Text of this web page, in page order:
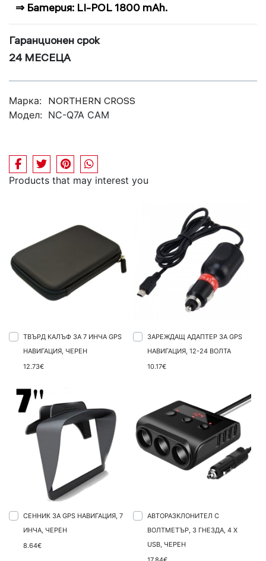
⇒ Батерия: LI-POL 1800 mAh.
Гаранционен срок
24 МЕСЕЦА
Марка: NORTHERN CROSS
Модел: NC-Q7A CAM
Products that may interest you
ТВЪРД КАЛЪФ ЗА 7 ИНЧА GPS
НАВИГАЦИЯ, ЧЕРЕН
12.73€
ЗАРЕЖДАЩ АДАПТЕР ЗА GPS
НАВИГАЦИЯ, 12-24 ВОЛТА
10.17€
СЕННИК ЗА GPS НАВИГАЦИЯ, 7
ИНЧА, ЧЕРЕН
8.64€
АВТОРАЗКЛОНИТЕЛ С
ВОЛТМЕТЪР, 3 ГНЕЗДА, 4 X
USB, ЧЕРЕН